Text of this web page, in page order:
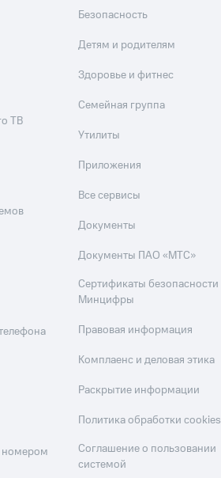
ТВ
номером
Безопасность
Детям и родителям
Здоровье и фитнес
Семейная группа
Утилиты
Приложения
Все сервисы
Документы
Документы ПАО «МТС»
Сертификаты безопасности
Минцифры
Правовая информация
Комплаенс и деловая этика
Раскрытие информации
Политика обработки cookies
Соглашение о пользовании
системой